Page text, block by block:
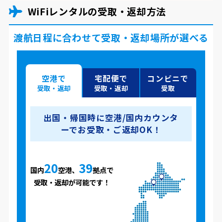
WiFiレンタルの受取・返却方法
渡航日程に合わせて受取・返却場所が選べる
空港で
受取・返却
宅配便で
受取・返却
コンビニで
受取
出国・帰国時に空港/国内カウンタ
ーでお受取・ご返却OK！
国内20空港、 39拠点で
受取・返却が可能です！